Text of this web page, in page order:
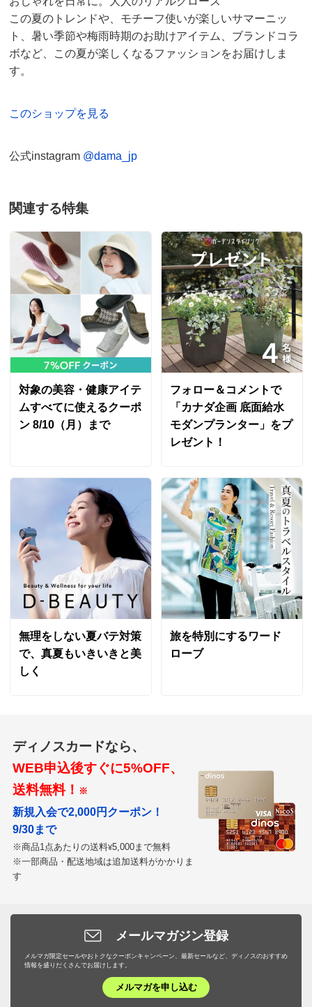
この夏のトレンドや、モチーフ使いが楽しいサマーニッ
ト、暑い季節や梅雨時期のお助けアイテム、ブランドコラ
ボなど、この夏が楽しくなるファッションをお届けしま
す。
このショップを見る
公式instagram @dama_jp
関連する特集
対象の美容・健康アイテ
ムすべてに使えるクーポ
ン 8/10（月）まで
フォロー＆コメントで
「カナダ企画 底面給水
モダンプランター」をプ
レゼント！
無理をしない夏バテ対策
で、真夏もいきいきと美
しく
旅を特別にするワード
ローブ
ディノスカードなら、
WEB申込後すぐに5%OFF、
送料無料！ ※
新規入会で2,000円クーポン！
9/30まで
※商品1点あたりの送料¥5,000まで無料
※一部商品・配送地域は追加送料がかかりま
す
メールマガジン登録
メルマガ限定セールやおトクなクーポンキャンペーン、最新セールなど、ディノスのおすすめ
情報を盛りだくさんでお届けします。
メルマガを申し込む